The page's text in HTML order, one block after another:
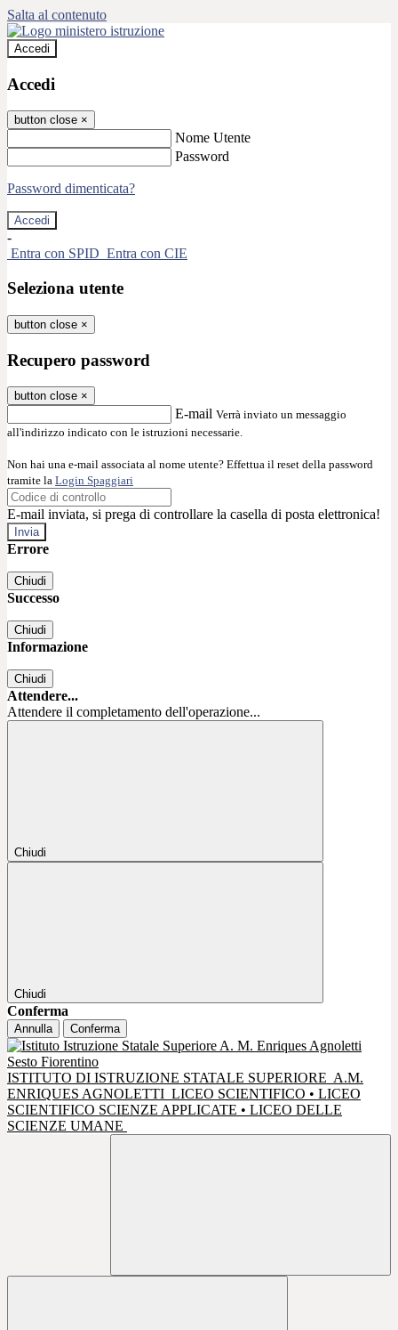
Salta al contenuto
Accedi
Accedi
button close ×
Nome Utente
Password
Password dimenticata?
-
Entra con SPID Entra con CIE
Seleziona utente
button close ×
Recupero password
button close ×
E-mail Verrà inviato un messaggio
all'indirizzo indicato con le istruzioni necessarie.
Non hai una e-mail associata al nome utente? Effettua il reset della password
tramite la Login Spaggiari
E-mail inviata, si prega di controllare la casella di posta elettronica!
Errore
Chiudi
Successo
Chiudi
Informazione
Chiudi
Attendere...
Attendere il completamento dell'operazione...
Chiudi
Chiudi
Conferma
Annulla Conferma
ISTITUTO DI ISTRUZIONE STATALE SUPERIORE A.M.
ENRIQUES AGNOLETTI LICEO SCIENTIFICO • LICEO
SCIENTIFICO SCIENZE APPLICATE • LICEO DELLE
SCIENZE UMANE